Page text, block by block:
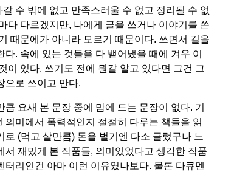
수 밖에 없고 만족스러울 수 없고 정리될 수 없
다 다르겠지만, 나에게 글을 쓰거나 이야기를 쓴
때문에가 아니라 모르기 때문이다. 쓰면서 길을
. 속에 있는 것들을 다 뱉어냈을 때에 겨우 이
이 있다. 쓰기도 전에 뭔갈 알고 있다면 그건 그
으로 쓰이고 만다.
요새 본 문장 중에 맘에 드는 문장이 없다. 기
의미에서 폭력적인지 절절히 다루는 책들을 읽
로 (먹고 살만큼) 돈을 벌기엔 다소 글렀구나 느
서 재밌게 본 작품들, 의미있었다고 생각한 작품
터리인건 아마 이런 이유였나보다. 물론 다큐멘